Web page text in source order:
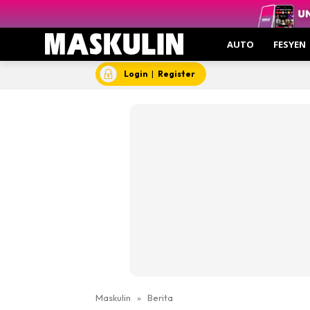
AUTO FESYEN
Login | Register
Maskulin » Berita